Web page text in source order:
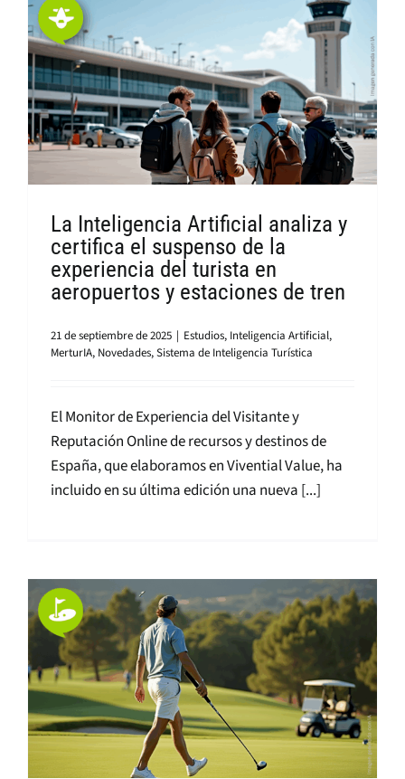
La Inteligencia Artificial analiza y
certifica el suspenso de la
experiencia del turista en
aeropuertos y estaciones de tren
21 de septiembre de 2025 | Estudios, Inteligencia Artificial,
MerturIA, Novedades,Sistema de Inteligencia Turística
El Monitor de Experiencia del Visitante y
Reputación Online de recursos y destinos de
España, que elaboramos en Vivential Value, ha
incluido en su última edición una nueva [...]